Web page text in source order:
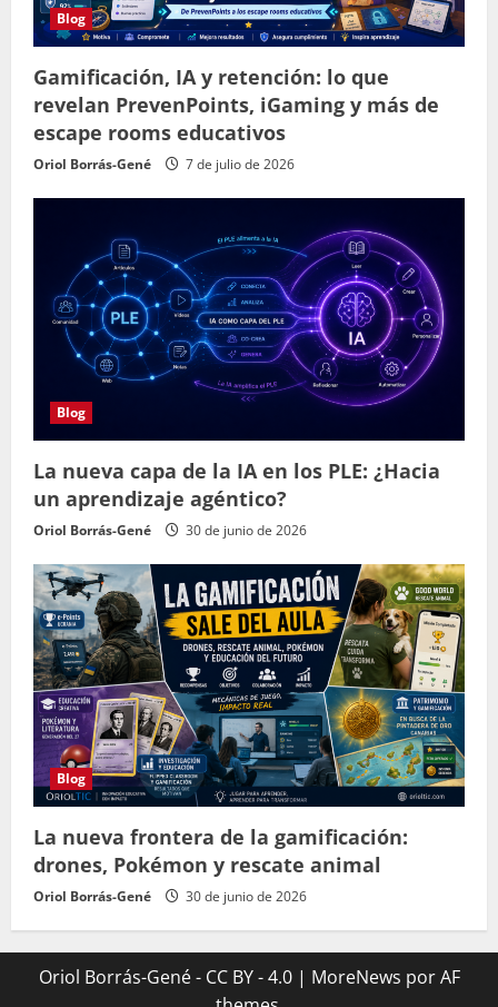
Blog
Gamificación, IA y retención: lo que
revelan PrevenPoints, iGaming y más de
escape rooms educativos
Oriol Borrás-Gené 7 de julio de 2026
Blog
La nueva capa de la IA en los PLE: ¿Hacia
un aprendizaje agéntico?
Oriol Borrás-Gené 30 de junio de 2026
Blog
La nueva frontera de la gamificación:
drones, Pokémon y rescate animal
Oriol Borrás-Gené 30 de junio de 2026
Oriol Borrás-Gené - CC BY - 4.0 | MoreNews por AF